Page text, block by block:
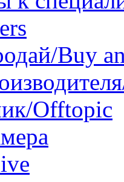
Buy
Offtopic